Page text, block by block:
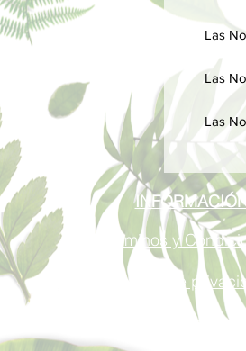
Las
Las
Las
Términos y
Política de
Métodos de